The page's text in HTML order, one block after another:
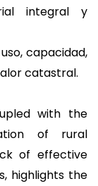
integral y
capacidad,
catastral.
with the
of rural
of effective
highlights the